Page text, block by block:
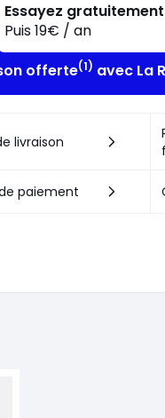
Essayez
Puis 19€ / an
offerte(1) avec La
livraison
paiement